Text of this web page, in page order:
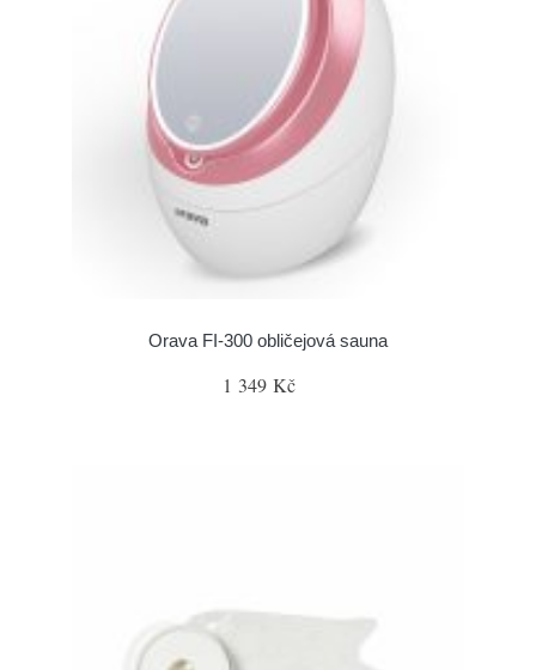
Orava FI-300 obličejová sauna
1 349 Kč